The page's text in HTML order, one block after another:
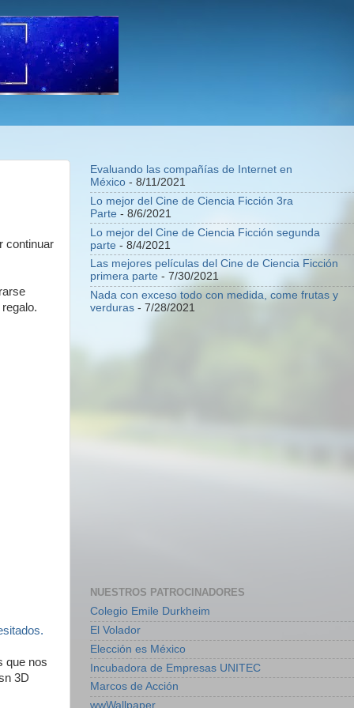
continuar
que nos
3D
Evaluando las compañías de Internet en
México - 8/11/2021
Lo mejor del Cine de Ciencia Ficción 3ra
Parte - 8/6/2021
Lo mejor del Cine de Ciencia Ficción segunda
parte - 8/4/2021
Las mejores películas del Cine de Ciencia Ficción
primera parte - 7/30/2021
Nada con exceso todo con medida, come frutas y
verduras - 7/28/2021
NUESTROS PATROCINADORES
Colegio Emile Durkheim
El Volador
Elección es México
Incubadora de Empresas UNITEC
Marcos de Acción
wwWallpaper